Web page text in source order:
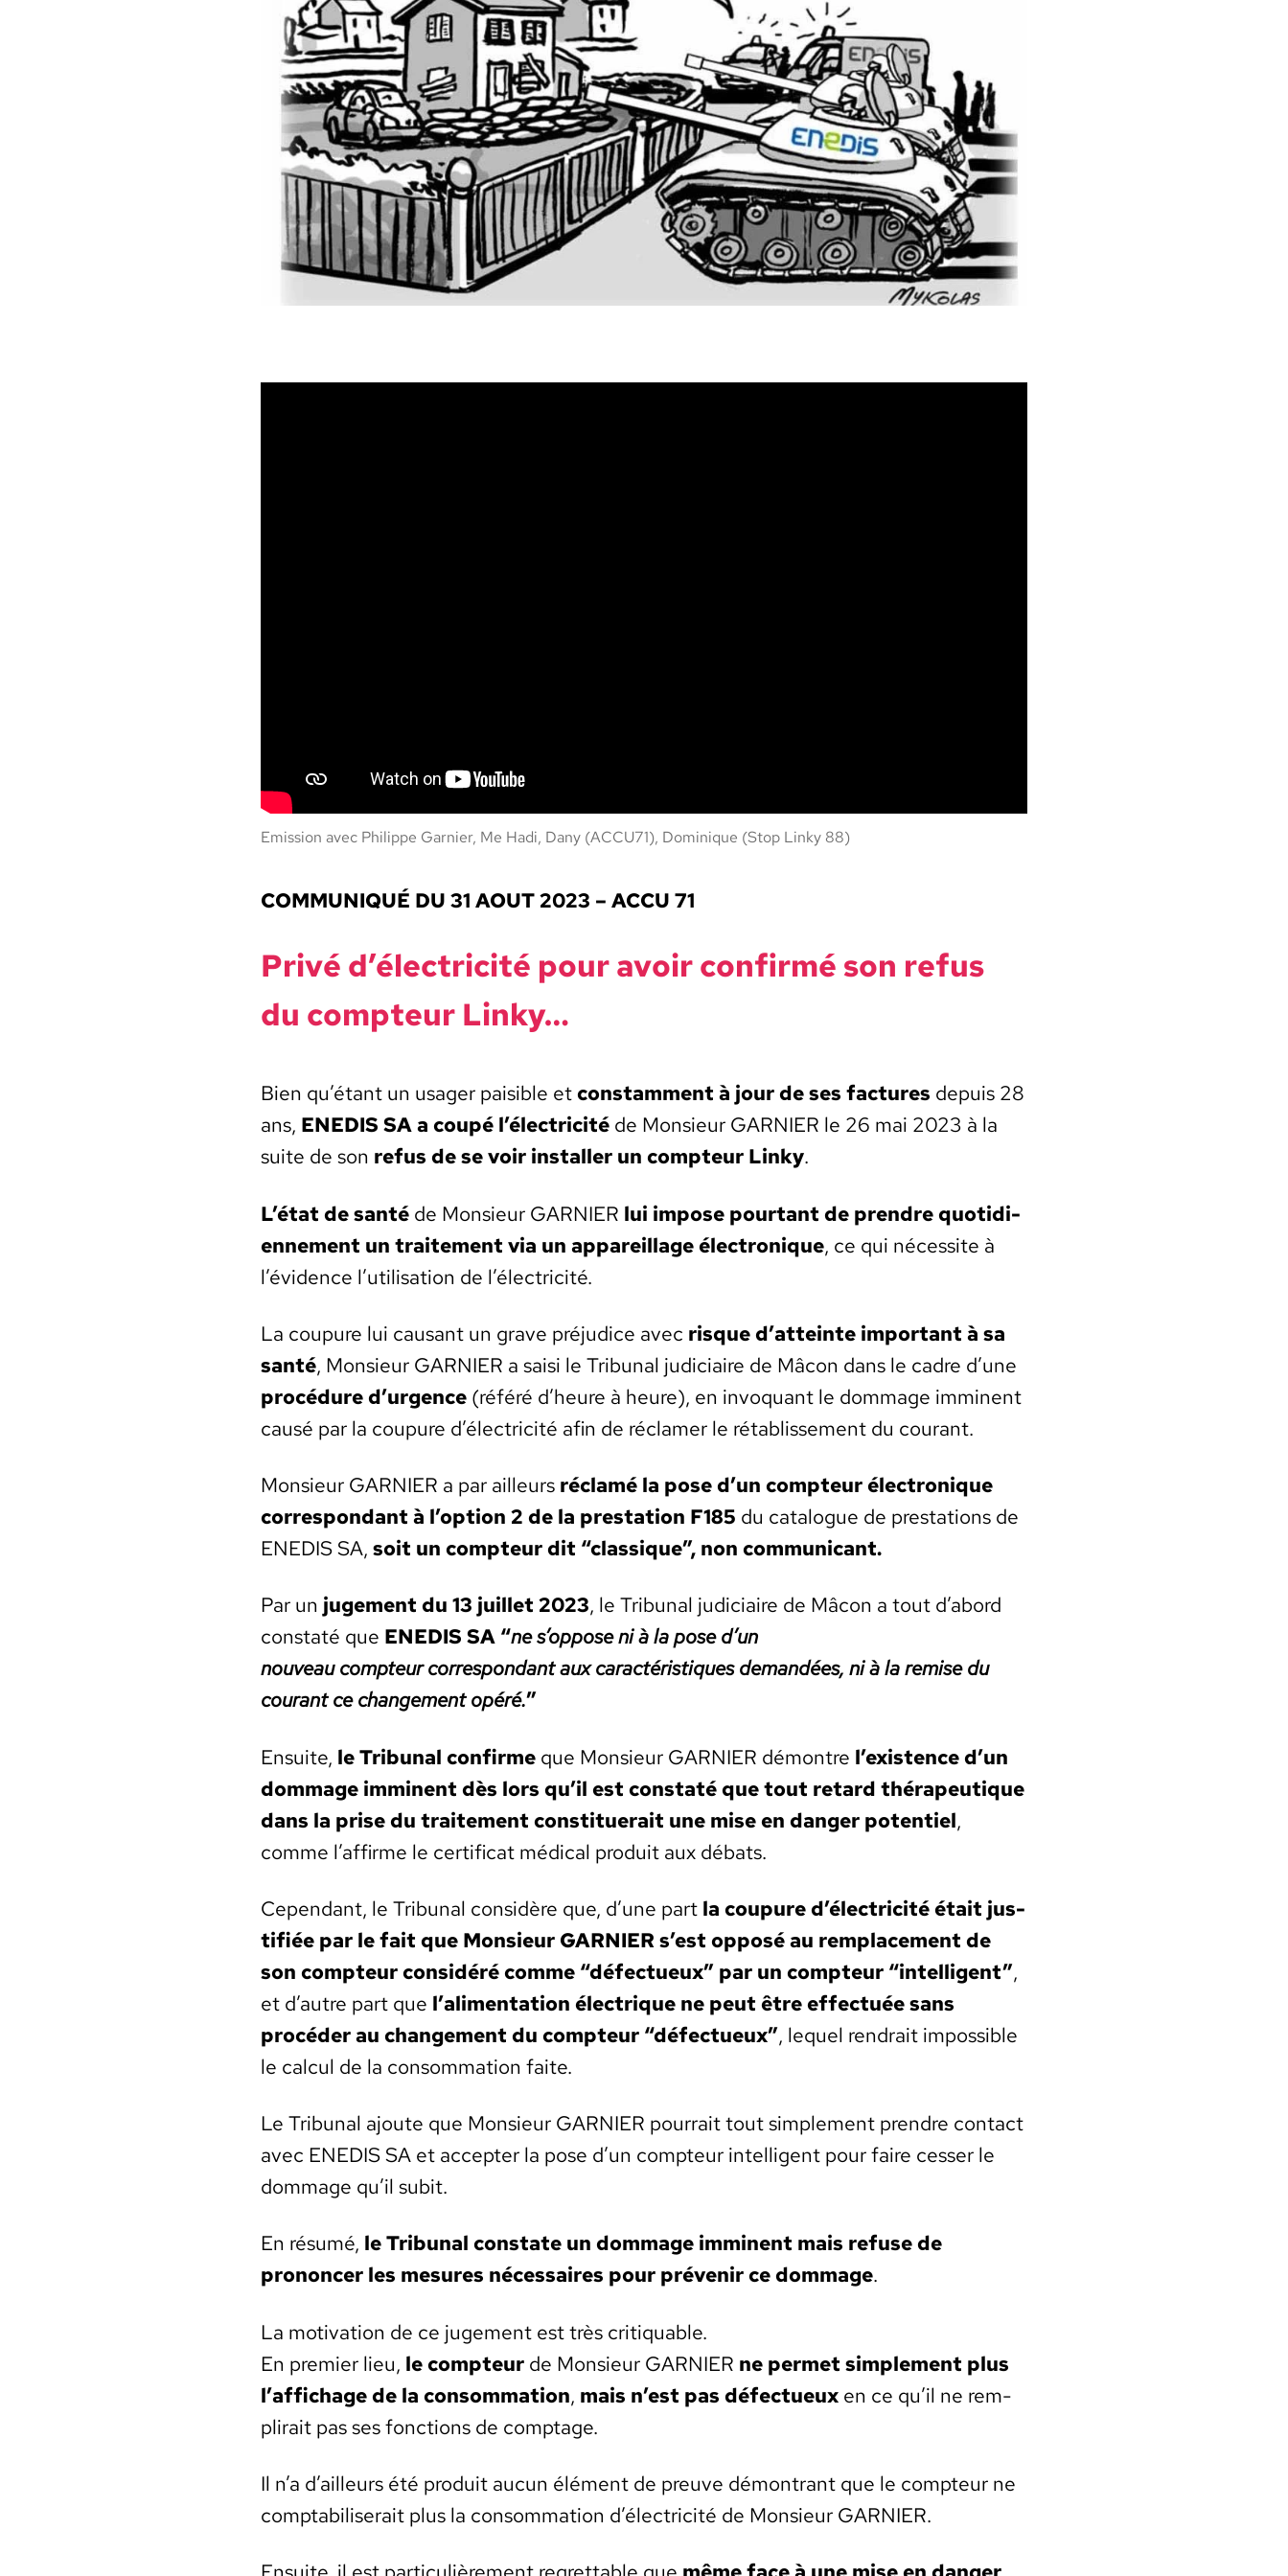
Emis­sion avec Philippe Gar­nier, Me Hadi, Dany (ACCU71), Dominique (Stop Linky 88)
COMMUNIQUÉ DU 31 AOUT 2023 – ACCU 71
Privé d’électricité pour avoir con­fir­mé son refus
du comp­teur Linky…
Bien qu’étant un usager pais­i­ble etcon­stam­ment à jour de ses fac­tures depuis 28
ans, ENEDIS SA a coupé l’électricité de Mon­sieur GARNIER le 26 mai 2023 à la
suite de son refus de se voir installer un comp­teur Linky.
L’état de san­té de Mon­sieur GARNIER lui impose pour­tant de pren­dre quo­ti­di­
en­nement un traite­ment via un appareil­lage élec­tron­ique, ce qui néces­site à
l’évidence l’utilisation de l’électricité.
La coupure lui cau­sant un grave préju­dice avec risque d’atteinte impor­tant à sa
san­té, Mon­sieur GARNIER a saisi le Tri­bunal judi­ci­aire de Mâcon dans le cadre d’une
procé­dure d’urgence (référé d’heure à heure), en invo­quant le dom­mage immi­nent
causé par la coupure d’électricité afin de réclamer le rétab­lisse­ment du courant.
Mon­sieur GARNIER a par ailleurs réclamé la pose d’un comp­teur élec­tron­ique
cor­re­spon­dant à l’option 2 de la presta­tion F185 du cat­a­logue de presta­tions de
ENEDIS SA, soit un comp­teur dit “clas­sique”, non com­mu­ni­cant.
Par un juge­ment du 13 juil­let 2023, le Tri­bunal judi­ci­aire de Mâcon a tout d’abord
con­staté que ENEDIS SA “ne s’oppose ni à la pose d’un
nou­veau comp­teur cor­re­spon­dant aux car­ac­téris­tiques demandées, ni à la remise du
courant ce change­ment opéré.”
Ensuite, le Tri­bunal con­firme que Mon­sieur GARNIER démon­tre l’existence d’un
dom­mage immi­nent dès lors qu’il est con­staté que tout retard thérapeu­tique
dans la prise du traite­ment con­stituerait une mise en dan­ger poten­tiel,
comme l’affirme le cer­ti­fi­cat médi­cal pro­duit aux débats.
Cepen­dant, le Tri­bunal con­sid­ère que, d’une part la coupure d’électricité était jus­
ti­fiée par le fait que Mon­sieur GARNIER s’est opposé au rem­place­ment de
son comp­teur con­sid­éré comme “défectueux” par un comp­teur “intel­li­gent”,
et d’autre part que l’alimentation élec­trique ne peut être effec­tuée sans
procéder au change­ment du comp­teur “défectueux”, lequel rendrait impos­si­ble
le cal­cul de la con­som­ma­tion faite.
Le Tri­bunal ajoute que Mon­sieur GARNIER pour­rait tout sim­ple­ment pren­dre con­tact
avec ENEDIS SA et accepter la pose d’un comp­teur intel­li­gent pour faire cess­er le
dom­mage qu’il subit.
En résumé, le Tri­bunal con­state un dom­mage immi­nent mais refuse de
pronon­cer les mesures néces­saires pour prévenir ce dom­mage.
La moti­va­tion de ce juge­ment est très cri­ti­quable.
En pre­mier lieu, le comp­teur de Mon­sieur GARNIER ne per­met sim­ple­ment plus
l’affichage de la con­som­ma­tion, mais n’est pas défectueux en ce qu’il ne rem­
pli­rait pas ses fonc­tions de comp­tage.
Il n’a d’ailleurs été pro­duit aucun élé­ment de preuve démon­trant que le comp­teur ne
compt­abilis­erait plus la con­som­ma­tion d’électricité de Mon­sieur GARNIER.